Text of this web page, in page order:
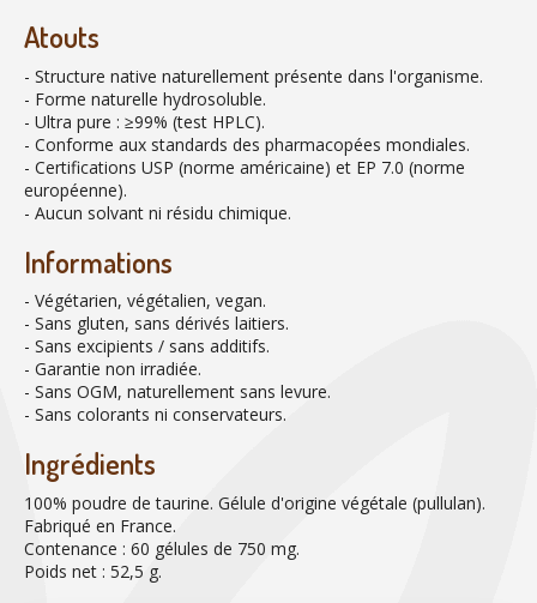
Atouts
- Structure native naturellement présente dans l'organisme.
- Forme naturelle hydrosoluble.
- Ultra pure : ≥99% (test HPLC).
- Conforme aux standards des pharmacopées mondiales.
- Certifications USP (norme américaine) et EP 7.0 (norme
européenne).
- Aucun solvant ni résidu chimique.
Informations
- Végétarien, végétalien, vegan.
- Sans gluten, sans dérivés laitiers.
- Sans excipients / sans additifs.
- Garantie non irradiée.
- Sans OGM, naturellement sans levure.
- Sans colorants ni conservateurs.
Ingrédients
100% poudre de taurine. Gélule d'origine végétale (pullulan).
Fabriqué en France.
Contenance : 60 gélules de 750 mg.
Poids net : 52,5 g.